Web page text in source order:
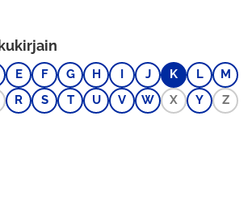
E F G H J K L
M
R S T U V W X Y
Z